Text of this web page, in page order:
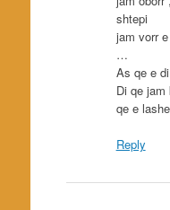
shtepi
jam vorr
…
As qe e
Di qe jam
qe e
Reply